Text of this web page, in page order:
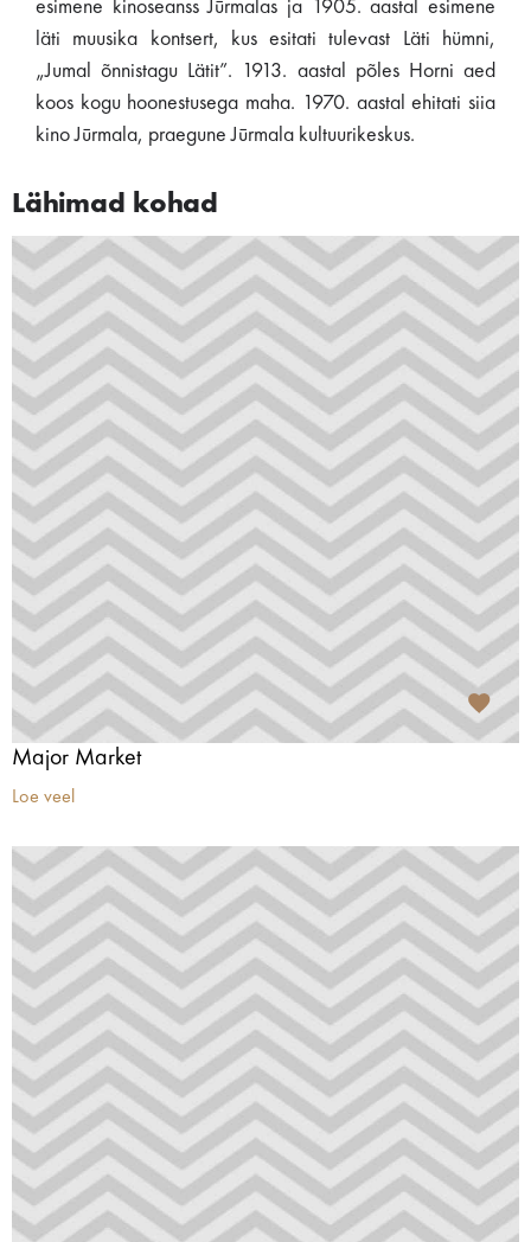
esimene kinoseanss Jūrmalas ja 1905. aastal esimene
läti muusika kontsert, kus esitati tulevast Läti hümni,
„Jumal õnnistagu Lätit”. 1913. aastal põles Horni aed
koos kogu hoonestusega maha. 1970. aastal ehitati siia
kino Jūrmala, praegune Jūrmala kultuurikeskus.
Lähimad kohad
Major Market
Loe veel